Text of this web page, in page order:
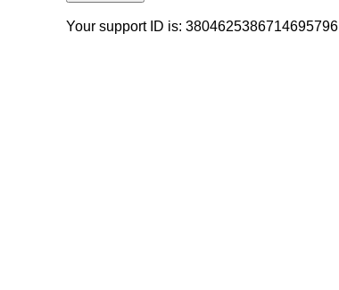
Your support ID is: 3804625386714695796